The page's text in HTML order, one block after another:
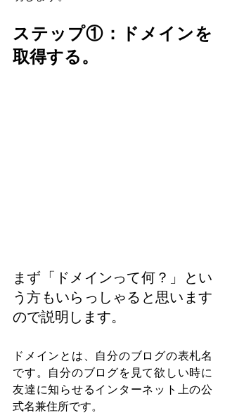
ステップ①：ドメインを
取得する。
まず「ドメインって何？」とい
う方もいらっしゃると思います
ので説明します。
ドメインとは、自分のブログの表札名
です。自分のブログを見て欲しい時に
友達に知らせるインターネット上の公
式名兼住所です。